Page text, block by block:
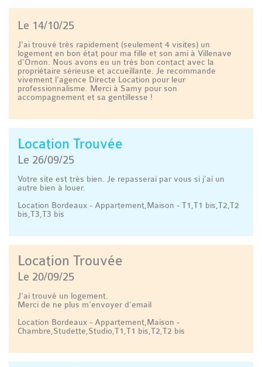
Le 14/10/25
J'ai trouvé très rapidement (seulement 4 visites) un
logement en bon état pour ma fille et son ami à Villenave
d'Ornon. Nous avons eu un très bon contact avec la
propriétaire sérieuse et accueillante. Je recommande
vivement l'agence Directe Location pour leur
professionnalisme. Merci à Samy pour son
accompagnement et sa gentillesse !
Location Trouvée
Le 26/09/25
Votre site est très bien. Je repasserai par vous si j’ai un
autre bien à louer.
Location Bordeaux - Appartement,Maison - T1,T1 bis,T2,T2
bis,T3,T3 bis
Location Trouvée
Le 20/09/25
J’ai trouvé un logement.
Merci de ne plus m’envoyer d’email
Location Bordeaux - Appartement,Maison -
Chambre,Studette,Studio,T1,T1 bis,T2,T2 bis